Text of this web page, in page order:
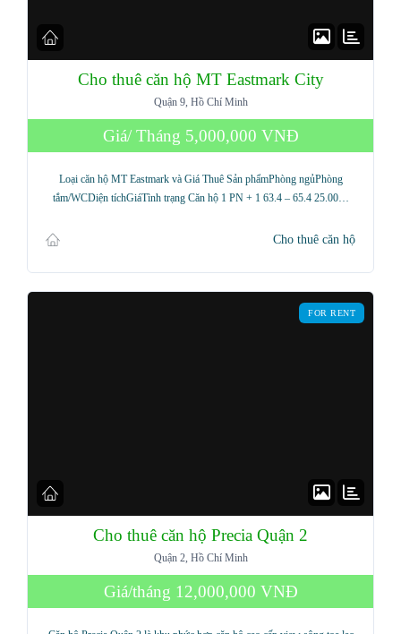
Cho thuê căn hộ MT Eastmark City
Quận 9, Hồ Chí Minh
Giá/ Tháng 5,000,000 VNĐ
Loại căn hộ MT Eastmark và Giá Thuê Sản phẩmPhòng ngủPhòng
tắm/WCDiện tíchGiáTình trạng Căn hộ 1 PN + 1 63.4 – 65.4 25.00…
Cho thuê căn hộ
FOR RENT
Cho thuê căn hộ Precia Quận 2
Quận 2, Hồ Chí Minh
Giá/tháng 12,000,000 VNĐ